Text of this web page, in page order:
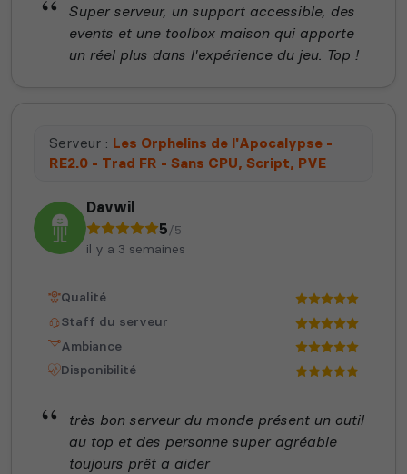
Super serveur, un support accessible, des
events et une toolbox maison qui apporte
un réel plus dans l'expérience du jeu. Top !
Serveur : Les Orphelins de l'Apocalypse -
RE2.0 - Trad FR - Sans CPU, Script, PVE
Davwil
5/5
il y a 3 semaines
Qualité
Staff du serveur
Ambiance
Disponibilité
très bon serveur du monde présent un outil
au top et des personne super agréable
toujours prêt a aider